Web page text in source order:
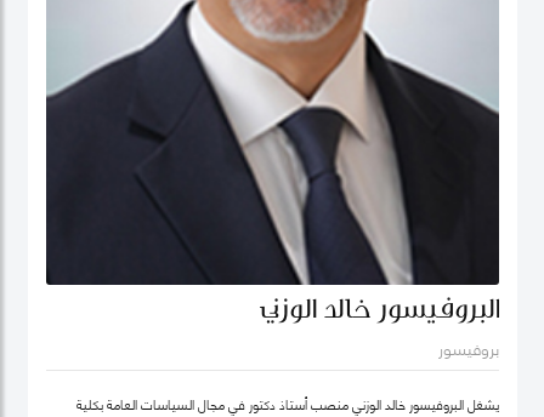
البروفيسور خالد الوزني
بروفيسور
يشغل البروفيسور خالد الوزني منصب أستاذ دكتور في مجال السياسات العامة بكلية